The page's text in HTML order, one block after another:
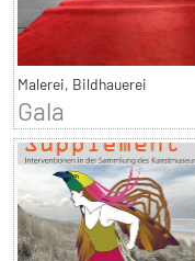
Malerei, Bildhauerei
Gala